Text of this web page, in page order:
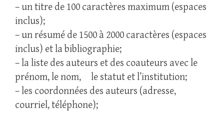
– un titre de 100 caractères maximum (espaces
inclus);
– un résumé de 1500 à 2000 caractères (espaces
inclus) et la bibliographie;
– la liste des auteurs et des coauteurs avec le
prénom, le nom, le statut et l’institution;
– les coordonnées des auteurs (adresse,
courriel, téléphone);